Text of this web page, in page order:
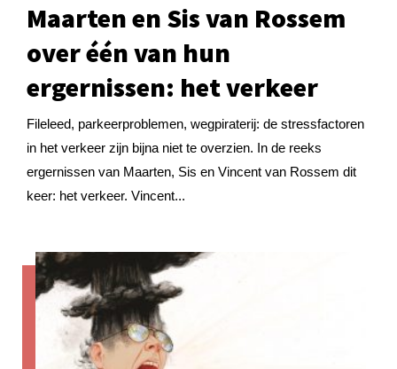
Maarten en Sis van Rossem
over één van hun
ergernissen: het verkeer
Fileleed, parkeerproblemen, wegpiraterij: de stressfactoren
in het verkeer zijn bijna niet te overzien. In de reeks
ergernissen van Maarten, Sis en Vincent van Rossem dit
keer: het verkeer. Vincent...